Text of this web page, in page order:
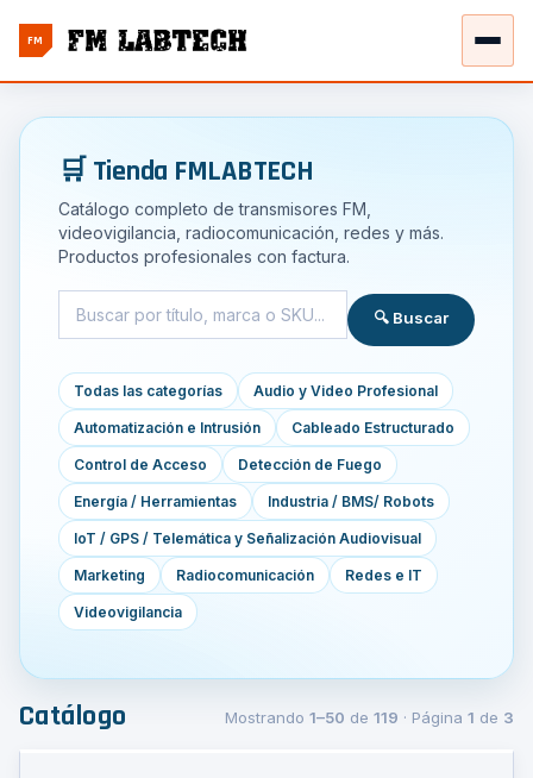
FM
🛒 Tienda FMLABTECH
Catálogo completo de transmisores FM,
videovigilancia, radiocomunicación, redes y más.
Productos profesionales con factura.
🔍 Buscar
Todas las categorías Audio y Video Profesional
Automatización e Intrusión Cableado Estructurado
Control de Acceso Detección de Fuego
Energía / Herramientas Industria / BMS/ Robots
IoT / GPS / Telemática y Señalización Audiovisual
Marketing Radiocomunicación Redes e IT
Videovigilancia
Catálogo Mostrando 1–50 de 119 · Página 1 de 3